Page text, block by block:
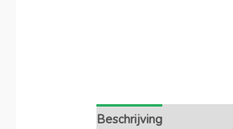
Beschrijving